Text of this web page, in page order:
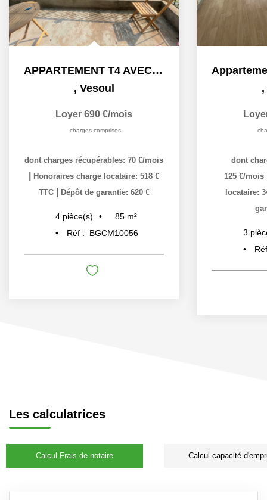
APPARTEMENT T4 AVEC BALCON
, Vesoul
Loyer 690 €/mois
charges comprises
dont charges récupérables: 70 €/mois
Honoraires charge locataire: 518 €
TTC
Dépôt de garantie: 620 €
4 pièce(s) 85 m²
Réf :
BGCM10056
,
dont
125 €/mois
locataire:
3
Les calculatrices
Calcul Frais de notaire Calcul capacité